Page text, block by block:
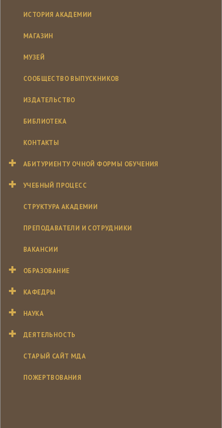
ИСТОРИЯ АКАДЕМИИ
МАГАЗИН
МУЗЕЙ
СООБЩЕСТВО ВЫПУСКНИКОВ
ИЗДАТЕЛЬСТВО
БИБЛИОТЕКА
КОНТАКТЫ
АБИТУРИЕНТУ ОЧНОЙ ФОРМЫ ОБУЧЕНИЯ
УЧЕБНЫЙ ПРОЦЕСС
СТРУКТУРА АКАДЕМИИ
ПРЕПОДАВАТЕЛИ И СОТРУДНИКИ
ВАКАНСИИ
ОБРАЗОВАНИЕ
КАФЕДРЫ
НАУКА
ДЕЯТЕЛЬНОСТЬ
СТАРЫЙ САЙТ МДА
ПОЖЕРТВОВАНИЯ